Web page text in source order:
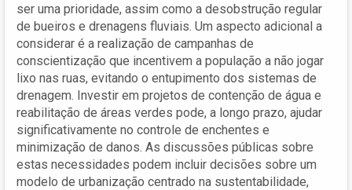
ser uma prioridade, assim como a desobstrução regular
de bueiros e drenagens fluviais. Um aspecto adicional a
considerar é a realização de campanhas de
conscientização que incentivem a população a não jogar
lixo nas ruas, evitando o entupimento dos sistemas de
drenagem. Investir em projetos de contenção de água e
reabilitação de áreas verdes pode, a longo prazo, ajudar
significativamente no controle de enchentes e
minimização de danos. As discussões públicas sobre
estas necessidades podem incluir decisões sobre um
modelo de urbanização centrado na sustentabilidade,